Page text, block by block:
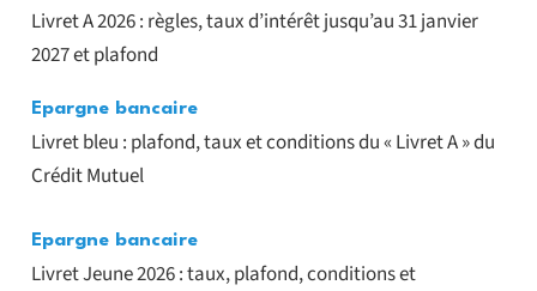
Livret A 2026 : règles, taux d’intérêt jusqu’au 31 janvier
2027 et plafond
Epargne bancaire
Livret bleu : plafond, taux et conditions du « Livret A » du
Crédit Mutuel
Epargne bancaire
Livret Jeune 2026 : taux, plafond, conditions et